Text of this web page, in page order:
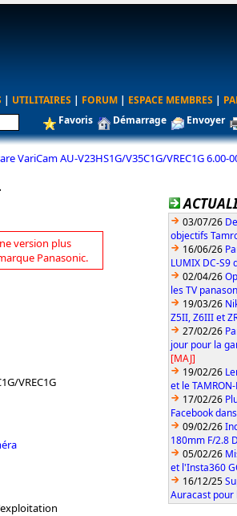
| UTILITAIRES | FORUM | ESPACE MEMBRES |
Favoris Démarrage Envoyer
VariCam AU-V23HS1G/V35C1G/VREC1G 6.00-
version plus
Panasonic.
VREC1G
03/07/26
objectifs
16/06/26
LUMIX DC-S9
02/04/26
les TV
19/03/26
Z5II, Z6III et
27/02/26
jour pour la
[MAJ]
19/02/26
et le
17/02/26
Facebook
09/02/26
180mm F/2.8
05/02/26
et l'Insta360
16/12/25
Auracast pour